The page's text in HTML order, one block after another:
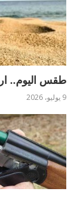
طقس اليوم..
9 يوليو، 2026